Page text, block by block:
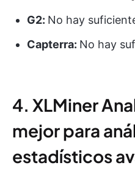
G2: No hay
Capterra: No hay
4. XLMiner
mejor para
estadísticos